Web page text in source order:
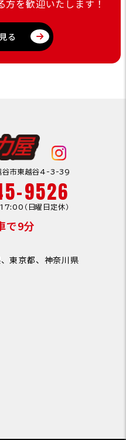
を歓迎いたします！
る
市東越谷4-3-39
9526
（日曜日定休）
で9分
東京都、神奈川県